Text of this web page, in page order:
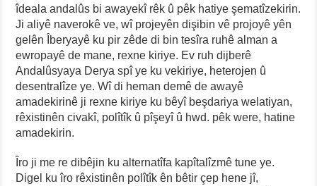
îdeala andalûs bi awayekî rêk û pêk hatiye şematîzekirin.
Ji aliyê naverokê ve, wî projeyên dişibin vê projoyê yên
gelên Îberyayê ku pir zêde di bin tesîra ruhê alman a
ewropayê de mane, rexne kiriye. Ev ruh dijberê
Andalûsyaya Derya spî ye ku vekiriye, heterojen û
desentralîze ye. Wî di heman demê de awayê
amadekirinê ji rexne kiriye ku bêyî beşdariya welatiyan,
rêxistinên civakî, polîtîk û pîşeyî û hwd. pêk were, hatine
amadekirin.
Îro ji me re dibêjin ku alternatîfa kapîtalîzmê tune ye.
Digel ku îro rêxistinên polîtîk ên bêtir çep hene jî,